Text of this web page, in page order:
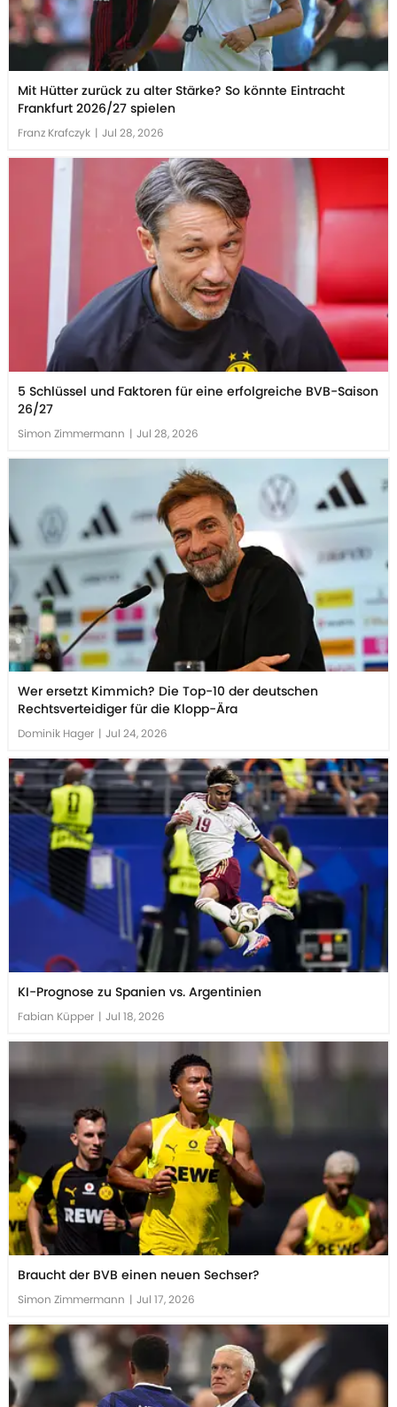
Mit Hütter zurück zu alter Stärke? So könnte Eintracht
Frankfurt 2026/27 spielen
Franz Krafczyk | Jul 28, 2026
5 Schlüssel und Faktoren für eine erfolgreiche BVB-Saison
26/27
Simon Zimmermann | Jul 28, 2026
Wer ersetzt Kimmich? Die Top-10 der deutschen
Rechtsverteidiger für die Klopp-Ära
Dominik Hager | Jul 24, 2026
KI-Prognose zu Spanien vs. Argentinien
Fabian Küpper | Jul 18, 2026
Braucht der BVB einen neuen Sechser?
Simon Zimmermann | Jul 17, 2026